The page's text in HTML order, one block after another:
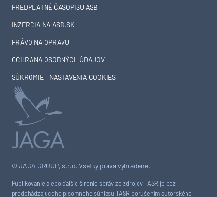
© JAGA GROUP, s.r.o. Všetky práva vyhradené.
Publikovanie alebo ďalšie šírenie správ zo zdrojov TASR je bez
predchádzajúceho písomného súhlasu TASR porušením autorského
PREDPLATNÉ ČASOPISU ASB
INZERCIA NA ASB.SK
PRÁVO NA OPRAVU
OCHRANA OSOBNÝCH ÚDAJOV
SÚKROMIE – NASTAVENIA COOKIES